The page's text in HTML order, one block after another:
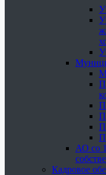
АО со
Кадровое